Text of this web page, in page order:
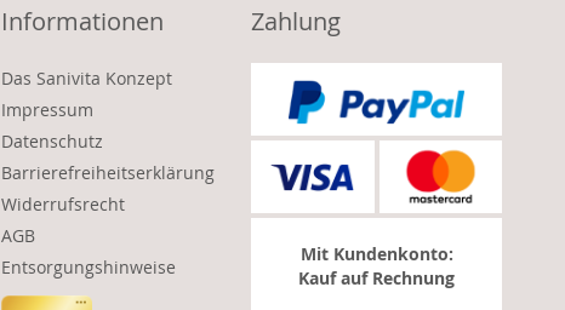
Informationen
Das Sanivita Konzept
Impressum
Datenschutz
Barrierefreiheitserklärung
Widerrufsrecht
AGB
Entsorgungshinweise
Zahlung
Mit Kundenkonto:
Kauf auf Rechnung